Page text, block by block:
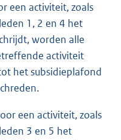
een activiteit, zoals
1, 2 en 4 het
worden alle
activiteit
het subsidieplafond
een activiteit, zoals
3 en 5 het